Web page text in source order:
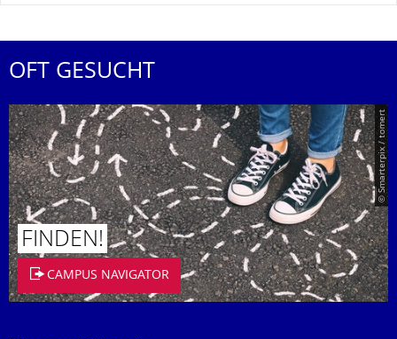
OFT GESUCHT
© Smarterpix / tomert
FINDEN!
CAMPUS NAVIGATOR